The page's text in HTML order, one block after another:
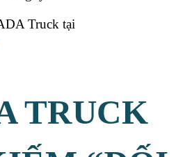
Truck tại
TRUCK